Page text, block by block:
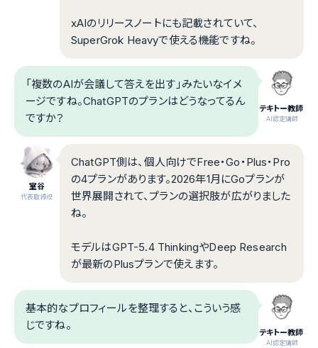
xAIのリリースノートにも記載されていて、
SuperGrok Heavyで使える機能ですね。
テキトー教師
.AI認定講師
「複数のAIが会議して答えを出す」みたいなイメ
ージですね。ChatGPTのプランはどうなってるん
ですか？
室谷
代表取締役
ChatGPT側は、個人向けでFree・Go・Plus・Pro
の4プランがあります。2026年1月にGoプランが
世界展開されて、プランの選択肢が広がりました
ね。
モデルはGPT-5.4 ThinkingやDeep Research
が最新のPlusプランで使えます。
テキトー教師
.AI認定講師
基本的なプロフィールを整理すると、こういう感
じですね。